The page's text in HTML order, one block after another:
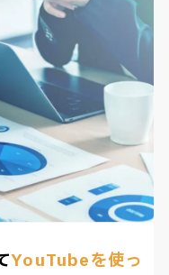
YouTubeを使っ